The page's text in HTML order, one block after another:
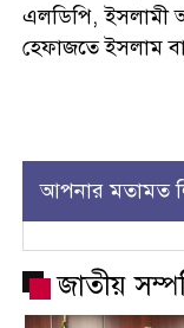
এলডিপি, ইসলামী
হেফাজতে ইসলাম
আপনার মতামত
জাতীয়